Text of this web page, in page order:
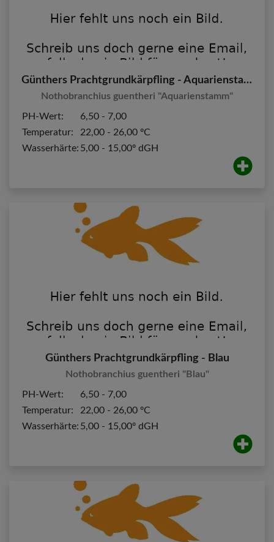
Günthers Prachtgrundkärpfling - Aquarienstamm
Nothobranchius guentheri "Aquarienstamm"
PH-Wert:
6,50 - 7,00
Temperatur:
22,00 - 26,00 ºC
Wasserhärte: 5,00 - 15,00º dGH
Günthers Prachtgrundkärpfling - Blau
Nothobranchius guentheri "Blau"
PH-Wert:
6,50 - 7,00
Temperatur:
22,00 - 26,00 ºC
Wasserhärte: 5,00 - 15,00º dGH